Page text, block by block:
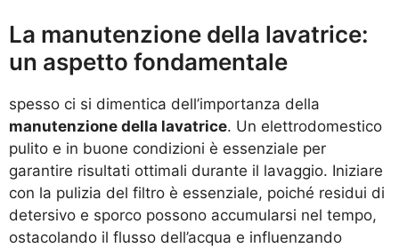
La manutenzione della lavatrice:
un aspetto fondamentale
spesso ci si dimentica dell’importanza della
manutenzione della lavatrice. Un elettrodomestico
pulito e in buone condizioni è essenziale per
garantire risultati ottimali durante il lavaggio. Iniziare
con la pulizia del filtro è essenziale, poiché residui di
detersivo e sporco possono accumularsi nel tempo,
ostacolando il flusso dell’acqua e influenzando